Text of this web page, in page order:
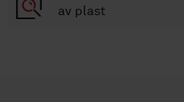
av plast